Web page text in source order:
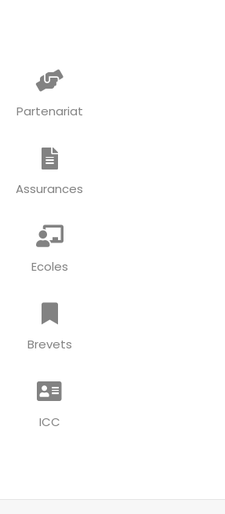
Partenariat
Assurances
Ecoles
Brevets
ICC